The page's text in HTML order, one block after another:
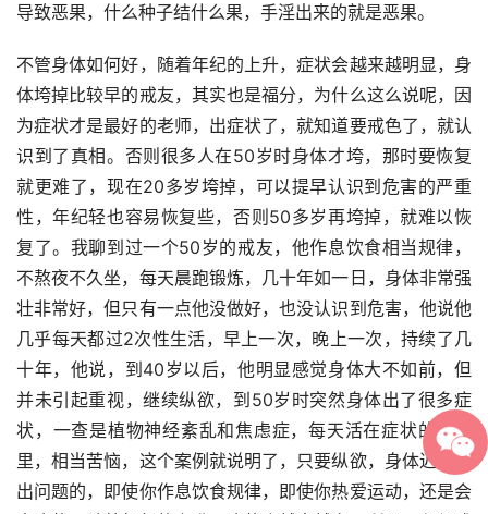
导致恶果，什么种子结什么果，手淫出来的就是恶果。
不管身体如何好，随着年纪的上升，症状会越来越明显，身
体垮掉比较早的戒友，其实也是福分，为什么这么说呢，因
为症状才是最好的老师，出症状了，就知道要戒色了，就认
识到了真相。否则很多人在50岁时身体才垮，那时要恢复
就更难了，现在20多岁垮掉，可以提早认识到危害的严重
性，年纪轻也容易恢复些，否则50多岁再垮掉，就难以恢
复了。我聊到过一个50岁的戒友，他作息饮食相当规律，
不熬夜不久坐，每天晨跑锻炼，几十年如一日，身体非常强
壮非常好，但只有一点他没做好，也没认识到危害，他说他
几乎每天都过2次性生活，早上一次，晚上一次，持续了几
十年，他说，到40岁以后，他明显感觉身体大不如前，但
并未引起重视，继续纵欲，到50岁时突然身体出了很多症
状，一查是植物神经紊乱和焦虑症，每天活在症状的地狱
里，相当苦恼，这个案例就说明了，只要纵欲，身体迟早会
出问题的，即使你作息饮食规律，即使你热爱运动，还是会